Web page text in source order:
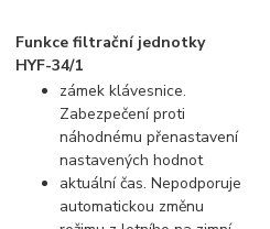
Funkce filtrační jednotky
HYF-34/1
zámek klávesnice.
Zabezpečení proti
náhodnému přenastavení
nastavených hodnot
aktuální čas. Nepodporuje
automatickou změnu